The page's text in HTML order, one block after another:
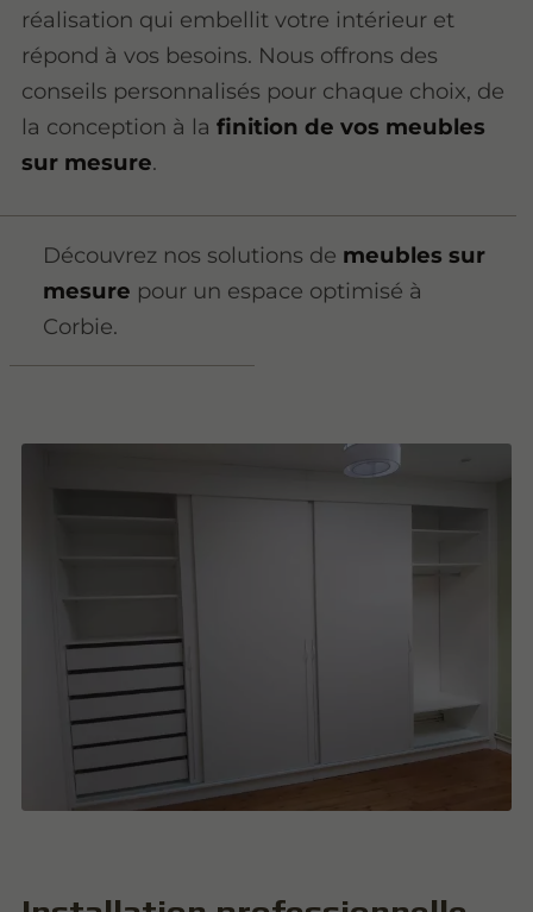
réalisation qui embellit votre intérieur et
répond à vos besoins. Nous offrons des
conseils personnalisés pour chaque choix, de
la conception à lafinition de vos meubles
sur mesure.
Découvrez nos solutions de meubles sur
mesure pour un espace optimisé à
Corbie.